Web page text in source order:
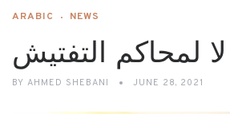
ARABIC NEWS
لا لمحاكم التفتيش
BY AHMED SHEBANI JUNE 28, 2021